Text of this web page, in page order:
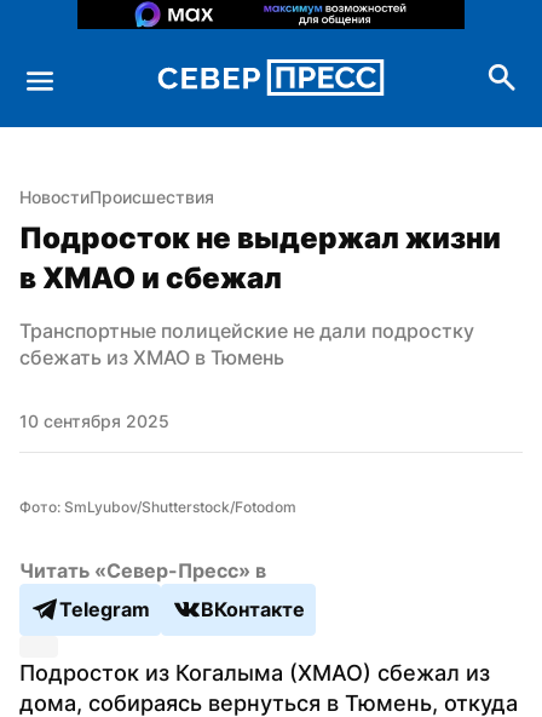
НовостиПроисшествия
Подросток не выдержал жизни
в ХМАО и сбежал
Транспортные полицейские не дали подростку
сбежать из ХМАО в Тюмень
10 сентября 2025
Фото: SmLyubov/Shutterstock/Fotodom
Читать «Север-Пресс» в
Telegram
ВКонтакте
Подросток из Когалыма (ХМАО) сбежал из
дома, собираясь вернуться в Тюмень, откуда